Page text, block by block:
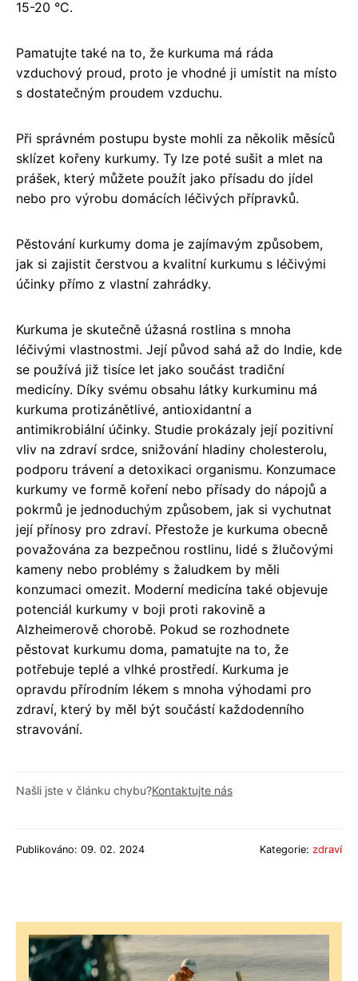
15-20 °C.
Pamatujte také na to, že kurkuma má ráda
vzduchový proud, proto je vhodné ji umístit na místo
s dostatečným proudem vzduchu.
Při správném postupu byste mohli za několik měsíců
sklízet kořeny kurkumy. Ty lze poté sušit a mlet na
prášek, který můžete použít jako přísadu do jídel
nebo pro výrobu domácích léčivých přípravků.
Pěstování kurkumy doma je zajímavým způsobem,
jak si zajistit čerstvou a kvalitní kurkumu s léčivými
účinky přímo z vlastní zahrádky.
Kurkuma je skutečně úžasná rostlina s mnoha
léčivými vlastnostmi. Její původ sahá až do Indie, kde
se používá již tisíce let jako součást tradiční
medicíny. Díky svému obsahu látky kurkuminu má
kurkuma protizánětlivé, antioxidantní a
antimikrobiální účinky. Studie prokázaly její pozitivní
vliv na zdraví srdce, snižování hladiny cholesterolu,
podporu trávení a detoxikaci organismu. Konzumace
kurkumy ve formě koření nebo přísady do nápojů a
pokrmů je jednoduchým způsobem, jak si vychutnat
její přínosy pro zdraví. Přestože je kurkuma obecně
považována za bezpečnou rostlinu, lidé s žlučovými
kameny nebo problémy s žaludkem by měli
konzumaci omezit. Moderní medicína také objevuje
potenciál kurkumy v boji proti rakovině a
Alzheimerově chorobě. Pokud se rozhodnete
pěstovat kurkumu doma, pamatujte na to, že
potřebuje teplé a vlhké prostředí. Kurkuma je
opravdu přírodním lékem s mnoha výhodami pro
zdraví, který by měl být součástí každodenního
stravování.
Našli jste v článku chybu?Kontaktujte nás
Publikováno: 09. 02. 2024 Kategorie: zdraví